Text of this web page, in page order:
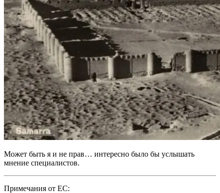
Может быть я и не прав… интересно было бы услышать
мнение специалистов.
Примечания от ЕС: